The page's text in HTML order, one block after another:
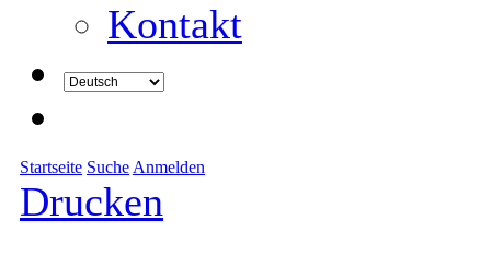
Kontakt
Startseite Suche Anmelden
Drucken